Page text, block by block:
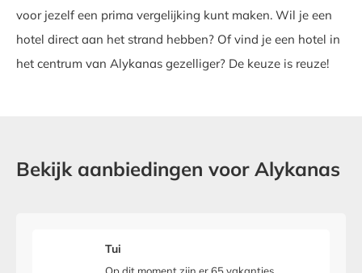
voor jezelf een prima vergelijking kunt maken. Wil je een
hotel direct aan het strand hebben? Of vind je een hotel in
het centrum van Alykanas gezelliger? De keuze is reuze!
Bekijk aanbiedingen voor Alykanas
Tui